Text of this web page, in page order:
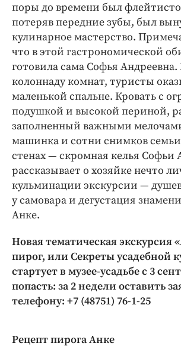
поры до времени был
потеряв передние зубы, был
кулинарное мастерство.
что в этой гастрономической
готовила сама Софья
колоннаду комнат, туристы
маленькой спальне. Кровать с
подушкой и высокой периной,
заполненный важными
машинка и сотни снимков
стенах — скромная келья Софьи
рассказывает о хозяйке нечто
кульминации экскурсии —
у самовара и дегустация
Анке.
Новаятематическаяэкскурсия
пирог, или Секретыусадебной
стартуетв музее-усадьбес 3
попасть: за 2недели оставить
телефону: +7 (48751) 76-1-25
РецептпирогаАнке